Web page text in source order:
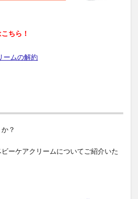
ちら！
ームの解約
？
ーケアクリームについてご紹介いた